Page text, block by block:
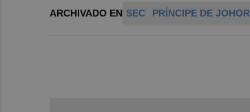
ARCHIVADO EN SEC PRÍNCIPE DE JOHOR